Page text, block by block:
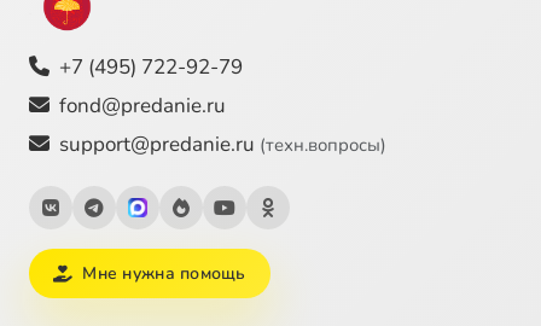
+7 (495) 722-92-79
fond@predanie.ru
support@predanie.ru (техн.вопросы)
Мне нужна помощь